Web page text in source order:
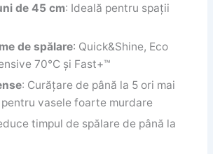
de 45 cm: Ideală pentru spații
de spălare: Quick&Shine, Eco
70°C și Fast+™
: Curățare de până la 5 ori mai
vasele foarte murdare
timpul de spălare de până la